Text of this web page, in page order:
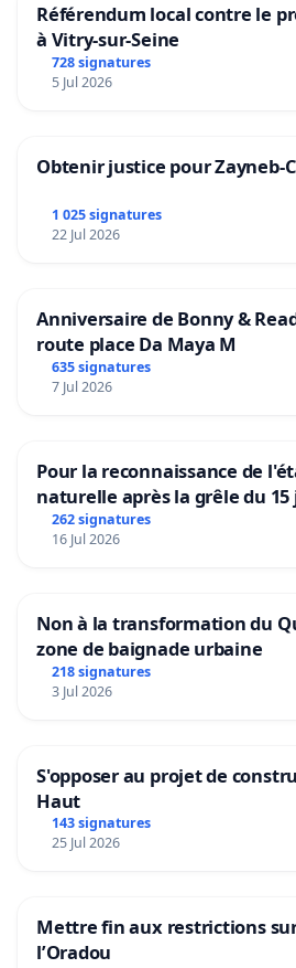
Référendum local contre le
à Vitry-sur-Seine
728 signatures
5 Jul 2026
Obtenir justice pour Zayneb-
1 025 signatures
22 Jul 2026
Anniversaire de Bonny &
route place Da Maya M
635 signatures
7 Jul 2026
Pour la reconnaissance de
naturelle après la grêle du 15
Aubenas et ses alentours
262 signatures
16 Jul 2026
Non à la transformation du
zone de baignade urbaine
218 signatures
3 Jul 2026
S'opposer au projet de
Haut
143 signatures
25 Jul 2026
Mettre fin aux restrictions
l’Oradou